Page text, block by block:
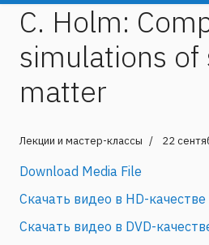
C. Holm:
simulations of
matter
Лекции и мастер-классы 22
Download Media File
Скачать видео в HD-качестве
Скачать видео в DVD-